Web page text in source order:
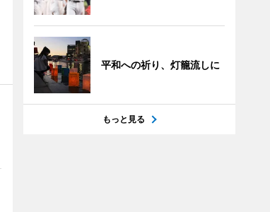
平和への祈り、灯籠流しに
もっと見る